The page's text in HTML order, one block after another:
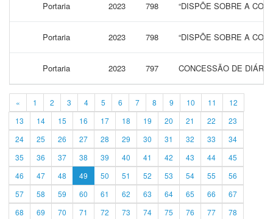
Portaria 2023 798 “DISPÕE SOBRE A
Portaria 2023 798 “DISPÕE SOBRE A
Portaria 2023 797 CONCESSÃO DE
« 1 2 3 4 5 6 7 8 9 10 11
12
13
14 15 16 17 18 19 20 21 22
23
24
25 26 27 28 29 30 31 32 33
34
35
36 37 38 39 40 41 42 43 44
45
46
47 48 49 50 51 52 53 54 55
56
57
58 59 60 61 62 63 64 65 66
67
68
69 70 71 72 73 74 75 76 77 78